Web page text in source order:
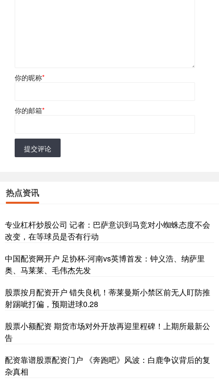
你的昵称*
你的邮箱*
提交评论
热点资讯
专业杠杆炒股公司 记者：巴萨意识到马竞对小蜘蛛态度不会
改变，在等球员是否有行动
中国配资网开户 足协杯-河南vs英博首发：钟义浩、纳萨里
奥、马莱莱、毛伟杰先发
股票按月配资开户 错失良机！蒂莱曼斯小禁区前无人盯防推
射踢呲打偏，预期进球0.28
股票小额配资 期货市场对外开放再迎里程碑！上期所最新公
告
配资靠谱股票配资门户 《奔跑吧》风波：白鹿争议背后的复
杂真相